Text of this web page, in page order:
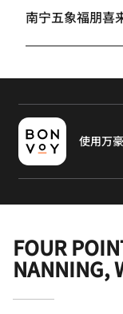
南宁五象福朋喜
使用万
FOUR
NANNING,